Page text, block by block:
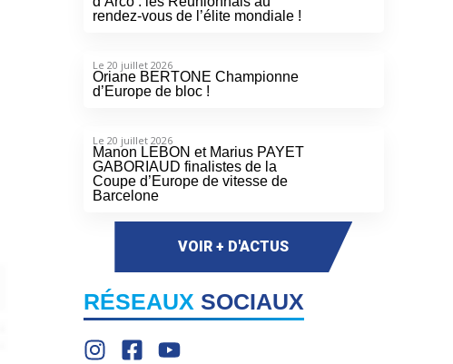
rendez-vous de l’élite mondiale !
Le 20 juillet 2026
Oriane BERTONE Championne
d’Europe de bloc !
Le 20 juillet 2026
Manon LEBON et Marius PAYET
GABORIAUD finalistes de la
Coupe d’Europe de vitesse de
Barcelone
VOIR + D'ACTUS
RÉSEAUX SOCIAUX